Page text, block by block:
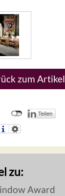
zum Artikel
zu:
Award